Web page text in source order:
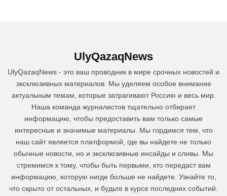
UlyQazaqNews
UlyQazaqNews - это ваш проводник в мире срочных новостей и
эксклюзивных материалов. Мы уделяем особое внимание
актуальным темам, которые затрагивают Россию и весь мир.
Наша команда журналистов тщательно отбирает
информацию, чтобы предоставить вам только самые
интересные и значимые материалы. Мы гордимся тем, что
наш сайт является платформой, где вы найдете не только
обычные новости, но и эксклюзивные инсайды и сливы. Мы
стремимся к тому, чтобы быть первыми, кто передаст вам
информацию, которую нигде больше не найдете. Узнайте то,
что скрыто от остальных, и будьте в курсе последних событий.